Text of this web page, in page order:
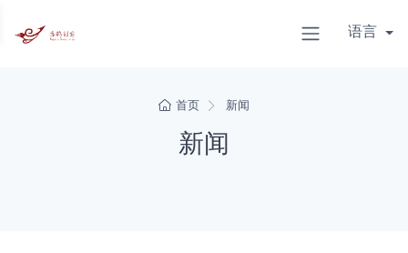
语言
首页 新闻
新闻